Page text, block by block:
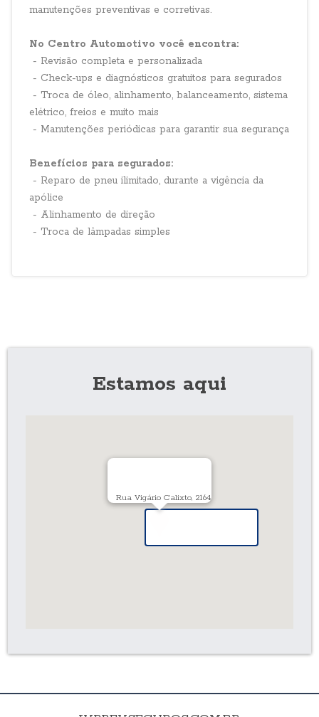
manutenções preventivas e corretivas.
No Centro Automotivo você encontra:
- Revisão completa e personalizada
- Check-ups e diagnósticos gratuitos para segurados
- Troca de óleo, alinhamento, balanceamento, sistema
elétrico, freios e muito mais
- Manutenções periódicas para garantir sua segurança
Benefícios para segurados:
- Reparo de pneu ilimitado, durante a vigência da
apólice
- Alinhamento de direção
- Troca de lâmpadas simples
Estamos aqui
Rua Vigário Calixto, 2164